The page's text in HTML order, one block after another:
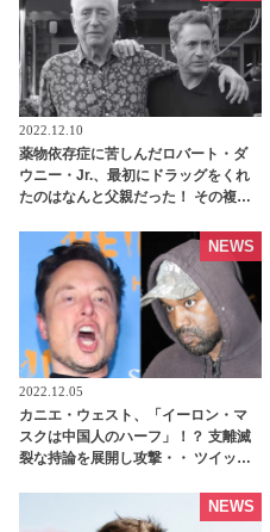
2022.12.10
薬物依存症に苦しんだロバート・ダ
ウニー・Jr.、最初にドラッグをくれ
たのはなんと父親だった！ その複雑
内で明らかに - tvgroove
2022.12.05
カニエ・ウェスト、「イーロン・マ
スクは中国人のハーフ」！？ 支離滅
裂な持論を展開し攻撃・・ ツイッタ
NEWS
NEWS